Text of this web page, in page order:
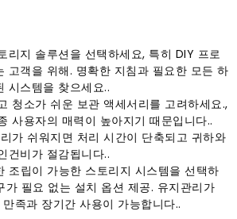
리지 솔루션을 선택하세요, 특히 DIY 프로
고객을 위해. 명확한 지침과 필요한 모든 하
시스템을 찾으세요..
청소가 쉬운 보관 액세서리를 고려하세요.,
사용자의 매력이 높아지기 때문입니다..
가 쉬워지면 처리 시간이 단축되고 귀하와
건비가 절감됩니다..
조립이 가능한 스토리지 시스템을 선택하
가 필요 없는 설치 옵션 제공. 유지관리가
족과 장기간 사용이 가능합니다..